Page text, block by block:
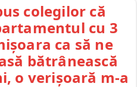
colegilor că
cu 3
ca să ne
bătrânească
o verișoară m-a